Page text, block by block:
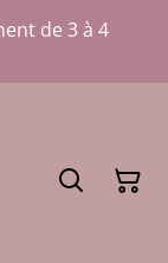
de 3 à 4